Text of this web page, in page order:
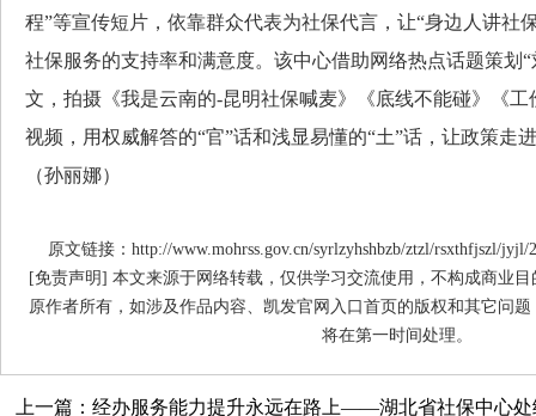
程”等宣传短片，依靠群众代表为社保代言，让“身边人讲社
社保服务的支持率和满意度。该中心借助网络热点话题策划
文，拍摄《我是云南的-昆明社保喊麦》《底线不能碰》《
视频，用权威解答的“官”话和浅显易懂的“土”话，让政策走
（孙丽娜）
原文链接：http://www.mohrss.gov.cn/syrlzyhshbzb/ztzl/rsxthfjszl/jyjl/
[免责声明] 本文来源于网络转载，仅供学习交流使用，不构成商业
原作者所有，如涉及作品内容、凯发官网入口首页的版权和其它问
将在第一时间处理。
上一篇：经办服务能力提升永远在路上——湖北省社保中心